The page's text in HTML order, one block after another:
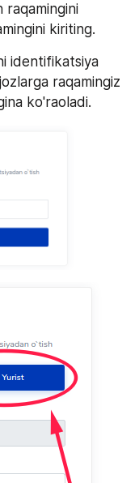
raqamingini
kiriting.
identifikatsiya
raqamingiz
ko'raoladi.